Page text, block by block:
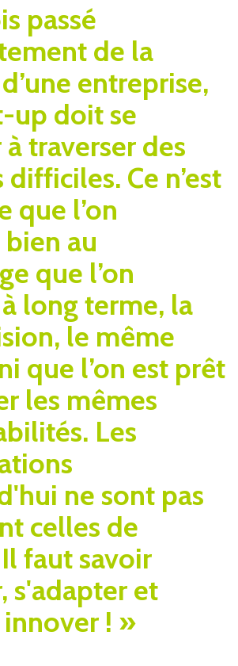
passé
de la
entreprise,
up doit se
traverser des
Ce n’est
que l’on
bien au
que l’on
long terme, la
le même
que l’on est prêt
les mêmes
Les
ne sont pas
celles de
faut savoir
s'adapter et
! »